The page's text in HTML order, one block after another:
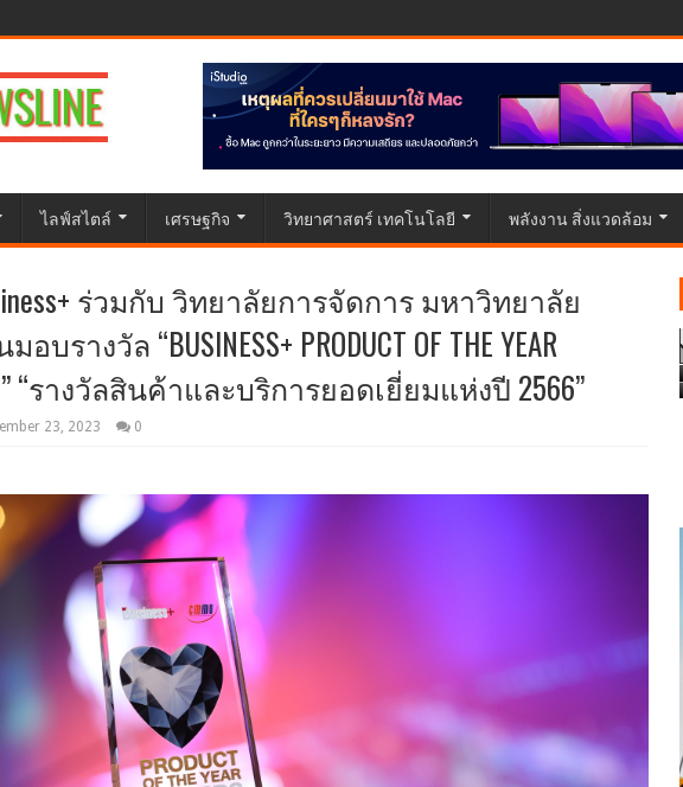
ไลฟ์สไตล์ เศรษฐกิจ วิทยาศาสตร์ เทคโนโลยี พลังงาน สิ่งแวดล้อม
ร่วมกับ วิทยาลัยการจัดการ มหาวิทยาลัย
รางวัล “BUSINESS+ PRODUCT OF THE YEAR
“รางวัลสินค้าและบริการยอดเยี่ยมแห่งปี 2566”
23, 2023 0